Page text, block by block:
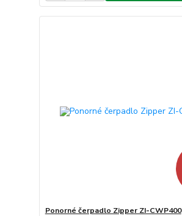
Ponorné čerpadlo Zipper ZI-CWP400